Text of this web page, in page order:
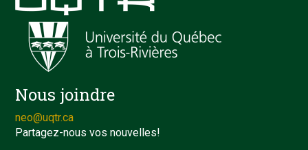
Nous joindre
neo@uqtr.ca
Partagez-nous vos nouvelles!